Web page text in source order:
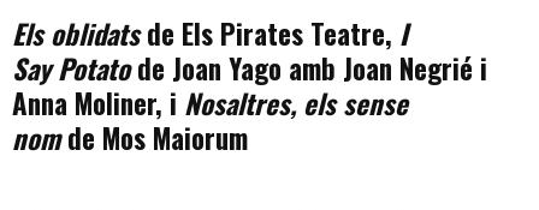
Els oblidatsde Els Pirates Teatre, I
Say Potatode Joan Yago amb Joan Negrié i
Anna Moliner, i Nosaltres, els sense
nomde Mos Maiorum